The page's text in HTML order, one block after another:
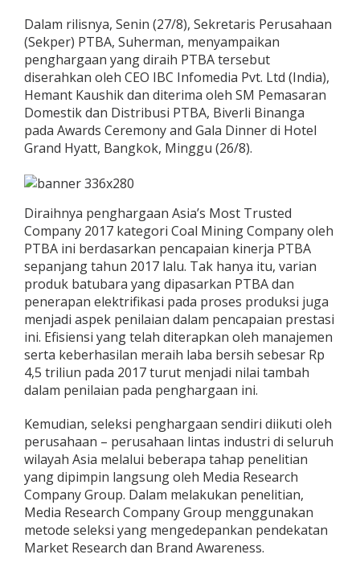
Dalam rilisnya, Senin (27/8), Sekretaris Perusahaan
(Sekper) PTBA, Suherman, menyampaikan
penghargaan yang diraih PTBA tersebut
diserahkan oleh CEO IBC Infomedia Pvt. Ltd (India),
Hemant Kaushik dan diterima oleh SM Pemasaran
Domestik dan Distribusi PTBA, Biverli Binanga
pada Awards Ceremony and Gala Dinner di Hotel
Grand Hyatt, Bangkok, Minggu (26/8).
Diraihnya penghargaan Asia’s Most Trusted
Company 2017 kategori Coal Mining Company oleh
PTBA ini berdasarkan pencapaian kinerja PTBA
sepanjang tahun 2017 lalu. Tak hanya itu, varian
produk batubara yang dipasarkan PTBA dan
penerapan elektrifikasi pada proses produksi juga
menjadi aspek penilaian dalam pencapaian prestasi
ini. Efisiensi yang telah diterapkan oleh manajemen
serta keberhasilan meraih laba bersih sebesar Rp
4,5 triliun pada 2017 turut menjadi nilai tambah
dalam penilaian pada penghargaan ini.
Kemudian, seleksi penghargaan sendiri diikuti oleh
perusahaan – perusahaan lintas industri di seluruh
wilayah Asia melalui beberapa tahap penelitian
yang dipimpin langsung oleh Media Research
Company Group. Dalam melakukan penelitian,
Media Research Company Group menggunakan
metode seleksi yang mengedepankan pendekatan
Market Research dan Brand Awareness.